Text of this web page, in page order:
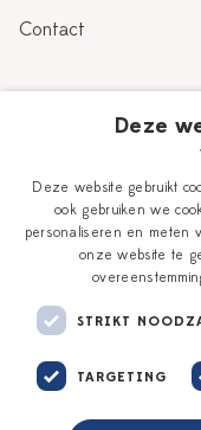
Contact
Verhaal
Onze plateelschilders
Deze
Deze website gebruikt
ook gebruiken we
personaliseren en meten
onze website te
STRIKT
TARGETING